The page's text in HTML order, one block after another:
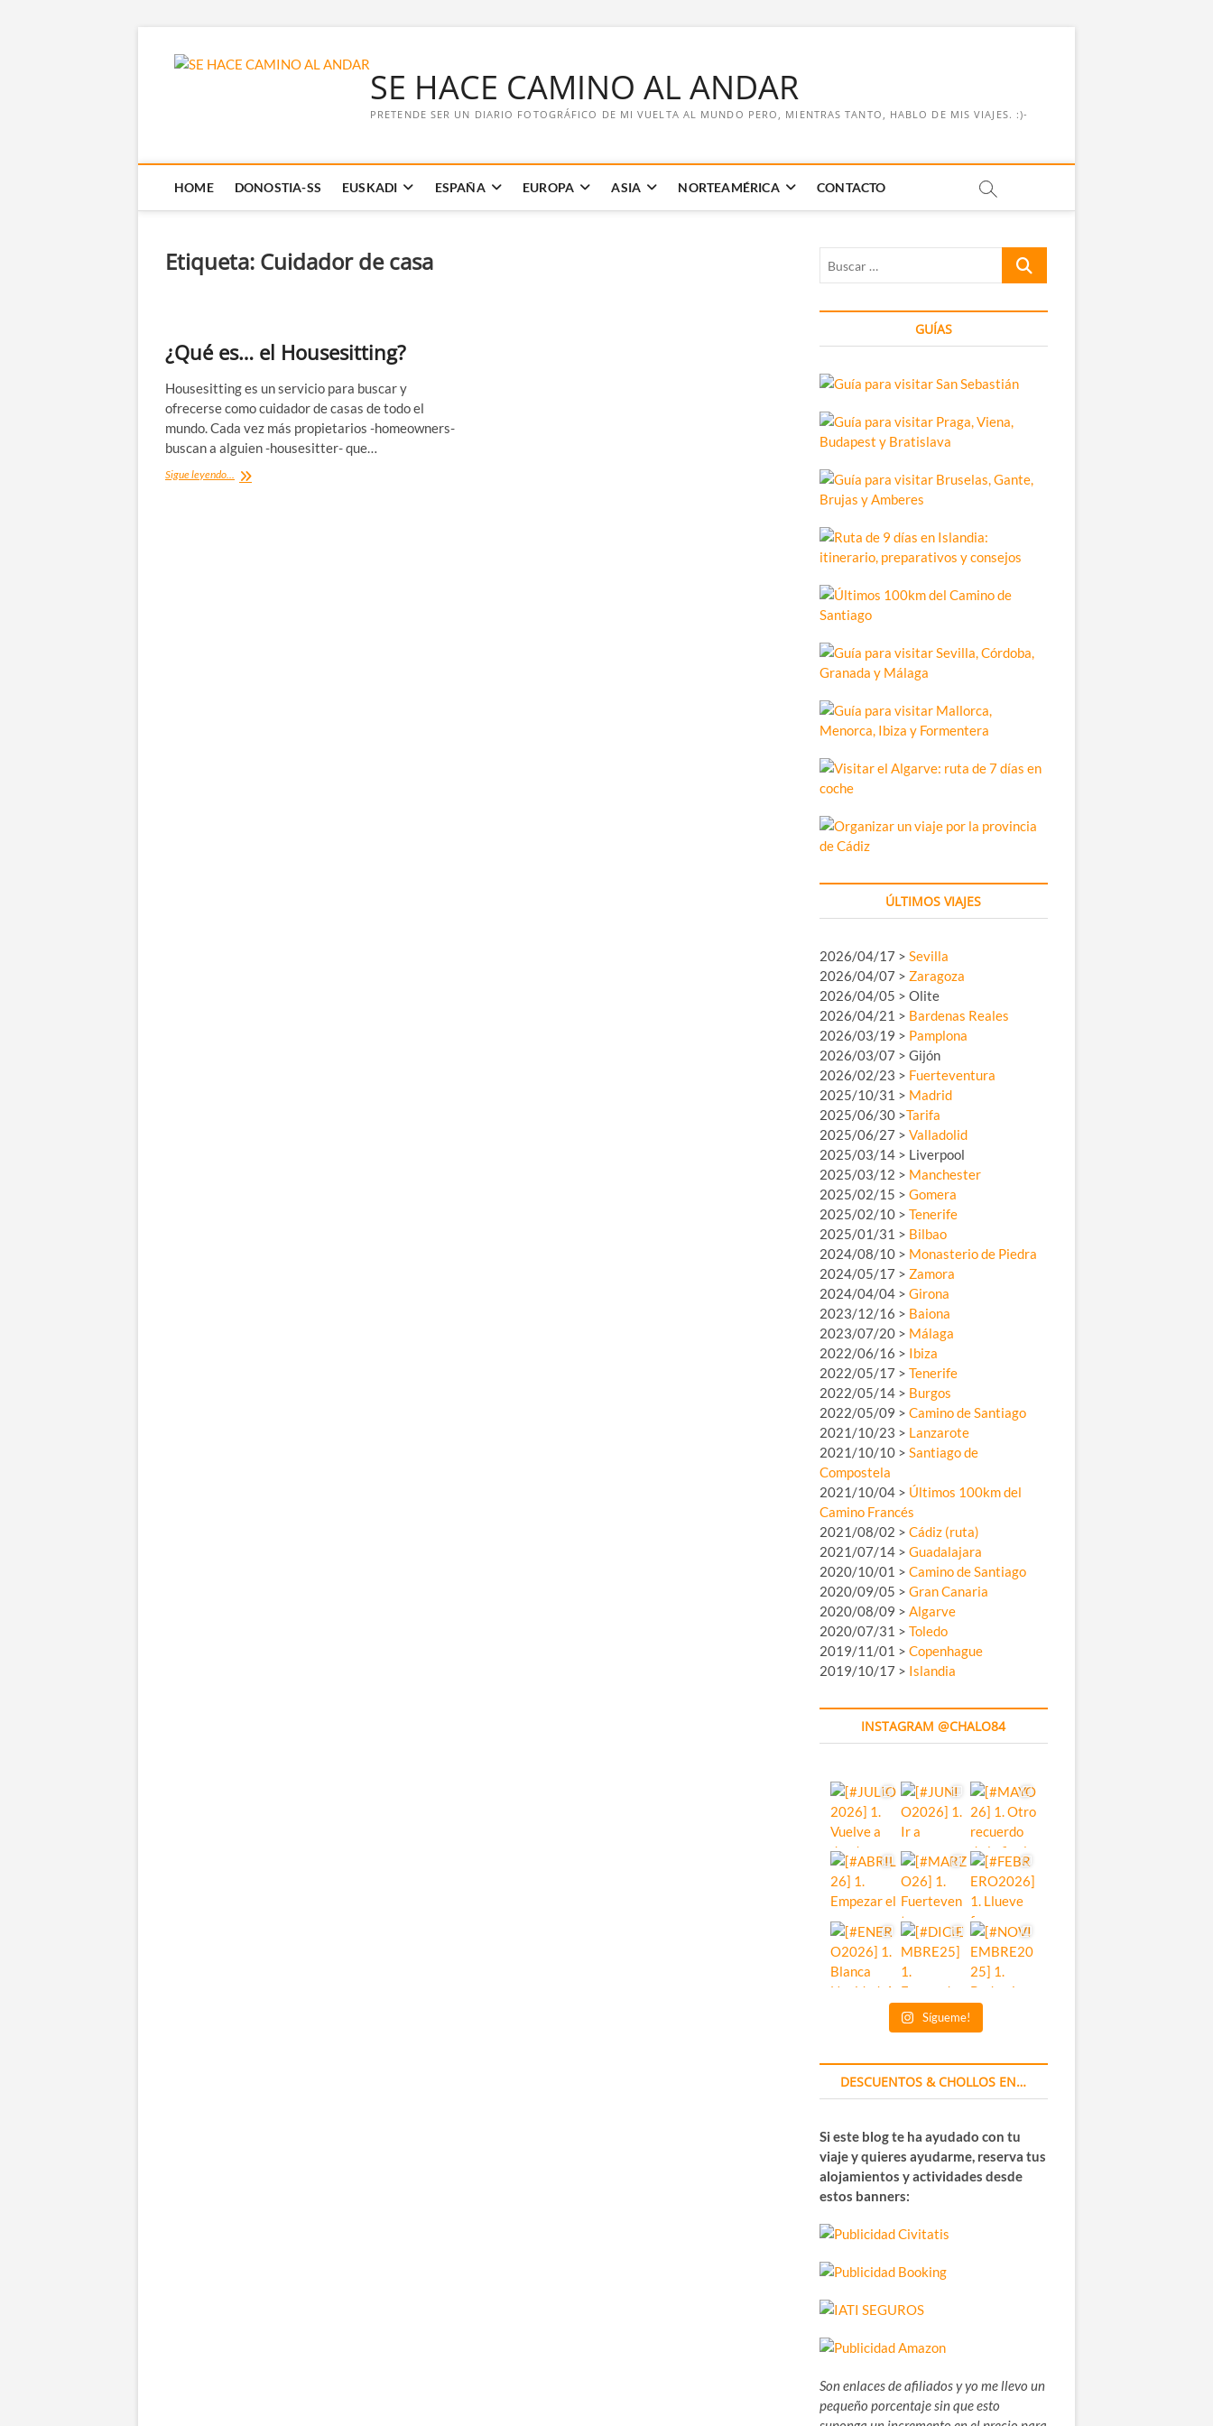
SE HACE CAMINO AL ANDAR
PRETENDE SER UN DIARIO FOTOGRÁFICO DE MI VUELTA AL MUNDO PERO, MIENTRAS TANTO, HABLO DE MIS VIAJES. :)-
HOME DONOSTIA-SS EUSKADI ESPAÑA EUROPA ASIA NORTEAMÉRICA CONTACTO
Etiqueta: Cuidador de casa
¿Qué es… el Housesitting?
Housesitting es un servicio para buscar y
ofrecerse como cuidador de casas de todo el
mundo. Cada vez más propietarios -homeowners-
buscan a alguien -housesitter- que…
Sigue leyendo... ¿Qué
Buscar
GUÍAS
ÚLTIMOS VIAJES
2026/04/17 > Sevilla
2026/04/07 > Zaragoza
2026/04/05 > Olite
2026/04/21 > Bardenas Reales
2026/03/19 > Pamplona
2026/03/07 > Gijón
2026/02/23 > Fuerteventura
2025/10/31 > Madrid
2025/06/30 >Tarifa
2025/06/27 > Valladolid
2025/03/14 > Liverpool
2025/03/12 > Manchester
2025/02/15 > Gomera
2025/02/10 > Tenerife
2025/01/31 > Bilbao
2024/08/10 > Monasterio de Piedra
2024/05/17 > Zamora
2024/04/04 > Girona
2023/12/16 > Baiona
2023/07/20 > Málaga
2022/06/16 > Ibiza
2022/05/17 > Tenerife
2022/05/14 > Burgos
2022/05/09 > Camino de Santiago
2021/10/23 > Lanzarote
2021/10/10 > Santiago de
Compostela
2021/10/04 > Últimos 100km del
Camino Francés
2021/08/02 > Cádiz (ruta)
2021/07/14 > Guadalajara
2020/10/01 > Camino de Santiago
2020/09/05 > Gran Canaria
2020/08/09 > Algarve
2020/07/31 > Toledo
2019/11/01 > Copenhague
2019/10/17 > Islandia
INSTAGRAM @CHALO84
Sígueme!
DESCUENTOS & CHOLLOS EN…
Si este blog te ha ayudado con tu
viaje y quieres ayudarme, reserva tus
alojamientos y actividades desde
estos banners:
Son enlaces de afiliados y yo me llevo un
pequeño porcentaje sin que esto